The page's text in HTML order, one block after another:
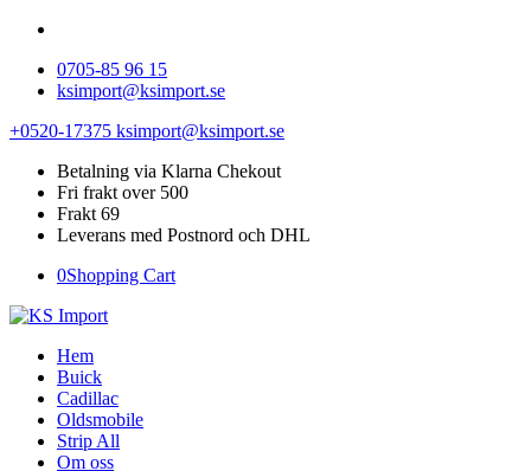
0705-85 96 15
ksimport@ksimport.se
+0520-17375 ksimport@ksimport.se
Betalning via Klarna Chekout
Fri frakt over 500
Frakt 69
Leverans med Postnord och DHL
0Shopping Cart
Hem
Buick
Cadillac
Oldsmobile
Strip All
Om oss